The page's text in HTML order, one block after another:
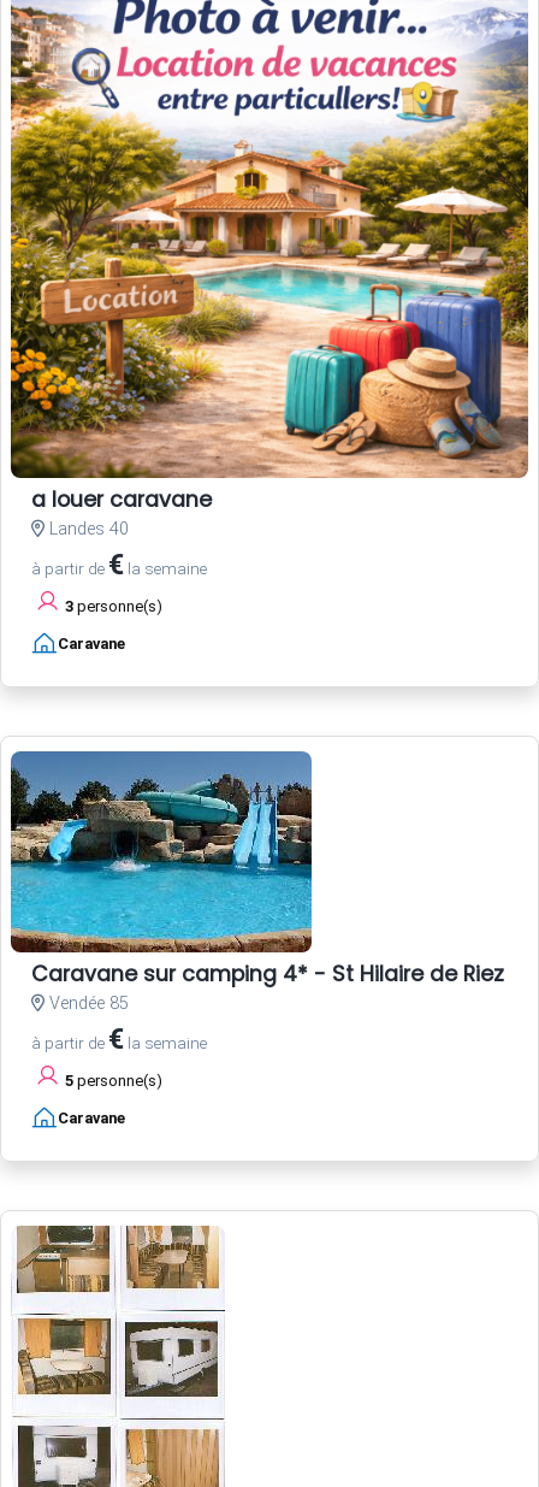
a louer caravane
Landes 40
à partir de € la semaine
3 personne(s)
Caravane
Caravane sur camping 4* - St Hilaire de Riez -
Vendée 85
à partir de € la semaine
5 personne(s)
Caravane